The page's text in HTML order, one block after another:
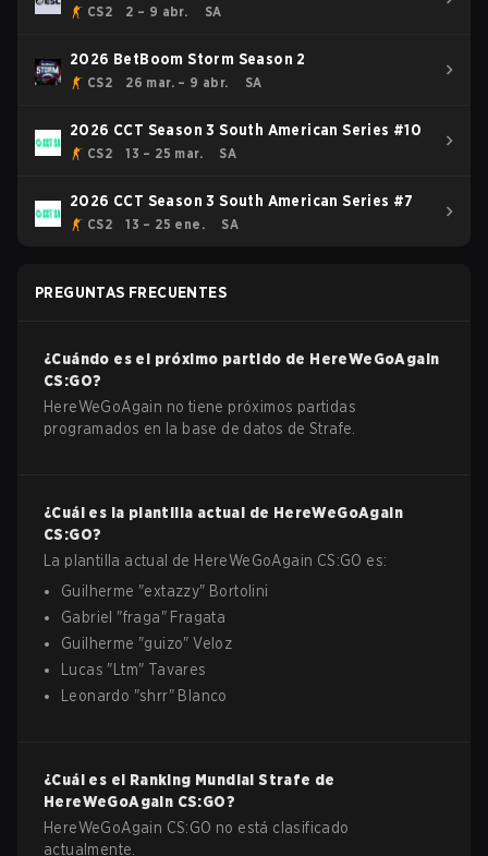
America - Cup #3
CS2 2 – 9 abr. SA
2026 BetBoom Storm Season 2
CS2 26 mar. – 9 abr. SA
2026 CCT Season 3 South American Series #10
CS2 13 – 25 mar. SA
2026 CCT Season 3 South American Series #7
CS2 13 – 25 ene. SA
PREGUNTAS FRECUENTES
¿Cuándo es el próximo partido de HereWeGoAgain
CS:GO?
HereWeGoAgain no tiene próximos partidas
programados en la base de datos de Strafe.
¿Cuál es la plantilla actual de HereWeGoAgain
CS:GO?
La plantilla actual de HereWeGoAgain CS:GO es:
Guilherme "extazzy" Bortolini
Gabriel "fraga" Fragata
Guilherme "guizo"Veloz
Lucas " Ltm" Tavares
Leonardo "shrr" Blanco
¿Cuál es el Ranking Mundial Strafe de
HereWeGoAgain CS:GO?
HereWeGoAgain CS:GO no está clasificado
actualmente.